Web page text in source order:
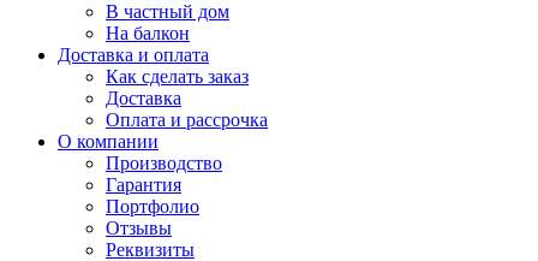
В частный дом
На балкон
Доставка и оплата
Как сделать заказ
Доставка
Оплата и рассрочка
О компании
Производство
Гарантия
Портфолио
Отзывы
Реквизиты